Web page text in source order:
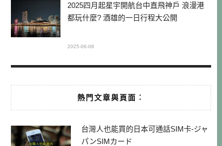
2025四月起星宇開航台中直飛神戶 浪漫港
都玩什麼? 酒雄的一日行程大公開
2025-06-08
熱門文章與頁面︰
台灣人也能買的日本可通話SIM卡-ジャ
パンSIMカード